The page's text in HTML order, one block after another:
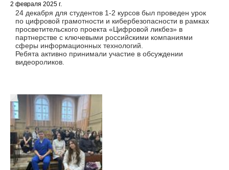
2 февраля 2025 г.
24 декабря для студентов 1-2 курсов был проведен урок
по цифровой грамотности и кибербезопасности в рамках
просветительского проекта «Цифровой ликбез» в
партнерстве с ключевыми российскими компаниями
сферы информационных технологий.
Ребята активно принимали участие в обсуждении
видеороликов.